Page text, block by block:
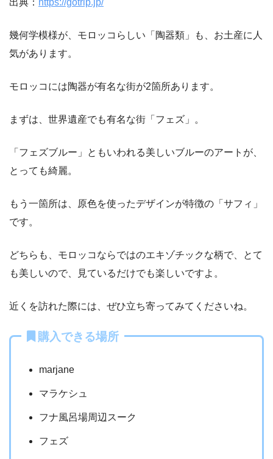
出典： https://gotrip.jp/
幾何学模様が、モロッコらしい「陶器類」も、お土産に人
気があります。
モロッコには陶器が有名な街が2箇所あります。
まずは、世界遺産でも有名な街「フェズ」。
「フェズブルー」ともいわれる美しいブルーのアートが、
とっても綺麗。
もう一箇所は、原色を使ったデザインが特徴の「サフィ」
です。
どちらも、モロッコならではのエキゾチックな柄で、とて
も美しいので、見ているだけでも楽しいですよ。
近くを訪れた際には、ぜひ立ち寄ってみてくださいね。
購入できる場所
marjane
マラケシュ
フナ風呂場周辺スーク
フェズ